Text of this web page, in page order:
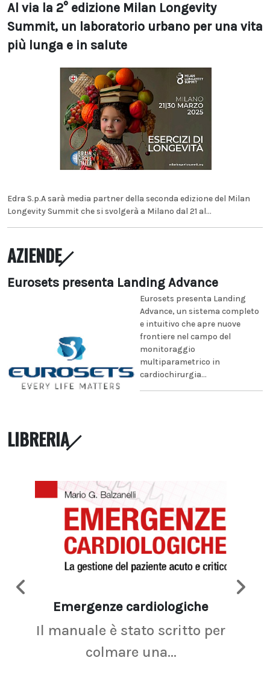
Al via la 2° edizione Milan Longevity
Summit, un laboratorio urbano per una vita
più lunga e in salute
Edra S.p.A sarà media partner della seconda edizione del Milan
Longevity Summit che si svolgerà a Milano dal 21 al...
AZIENDE
Eurosets presenta Landing Advance
Eurosets presenta Landing
Advance, un sistema completo
e intuitivo che apre nuove
frontiere nel campo del
monitoraggio
multiparametrico in
cardiochirurgia...
LIBRERIA
Emergenze cardiologiche
Il manuale è stato scritto per
colmare una...